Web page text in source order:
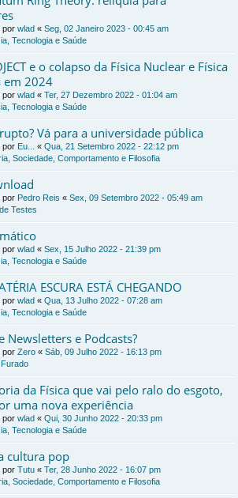
por wlad « Seg, 02 Janeiro 2023 - 00:45 am
Tecnologia e Saúde
e o colapso da Física Nuclear e Física
em 2024
por wlad « Ter, 27 Dezembro 2022 - 01:04 am
Tecnologia e Saúde
Vá para a universidade pública
por Eu... « Qua, 21 Setembro 2022 - 22:12 pm
Sociedade, Comportamento e Filosofia
por Pedro Reis « Sex, 09 Setembro 2022 - 05:49 am
Testes
por wlad « Sex, 15 Julho 2022 - 21:39 pm
Tecnologia e Saúde
ESCURA ESTÁ CHEGANDO
por wlad « Qua, 13 Julho 2022 - 07:28 am
Tecnologia e Saúde
Newsletters e Podcasts?
por Zero « Sáb, 09 Julho 2022 - 16:13 pm
da Física que vai pelo ralo do esgoto,
uma nova experiência
por wlad « Qui, 30 Junho 2022 - 20:33 pm
Tecnologia e Saúde
cultura pop
por Tutu « Ter, 28 Junho 2022 - 16:07 pm
Sociedade, Comportamento e Filosofia